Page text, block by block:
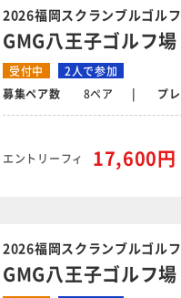
2026福岡スクランブルゴル
GMG八王子ゴルフ場
受付中 2人で参加
募集ペア数 8ペア プ
エントリーフィ 17,600円
2026福岡スクランブルゴル
GMG八王子ゴルフ場